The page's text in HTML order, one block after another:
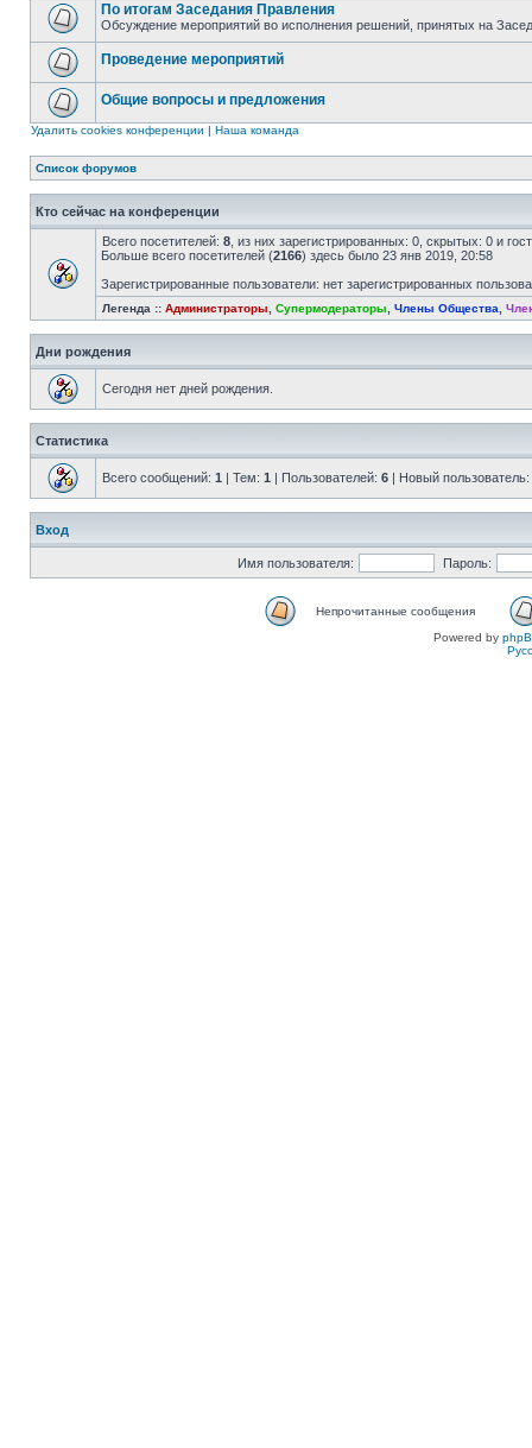
По итогам Заседания Правления
Обсуждение мероприятий во исполнения решений, принятых на
Проведение мероприятий
Общие вопросы и предложения
Удалить cookies конференции | Наша команда
Список форумов
Кто сейчас на конференции
Всего посетителей: 8 , из них зарегистрированных: 0, скрытых: 0 и
Больше всего посетителей (2166) здесь было 23 янв 2019, 20:58
Зарегистрированные пользователи: нет зарегистрированных
Легенда :: Администраторы Супермодераторы Члены Общества
Дни рождения
Сегодня нет дней рождения.
Статистика
Всего сообщений: 1 | Тем: 1 | Пользователей: 6 | Новый пользователь:
Вход
Имя пользователя: Пароль:
Непрочитанные сообщения
Powered by